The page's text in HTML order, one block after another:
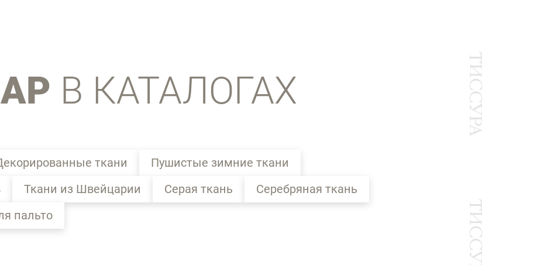
В КАТАЛОГАХ
ткани
Пушистые зимние ткани
Ткани из Швейцарии Серая ткань
Серебряная ткань
пальто